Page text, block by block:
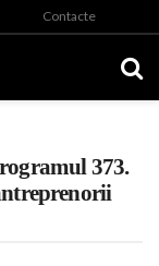
Contacte
373.